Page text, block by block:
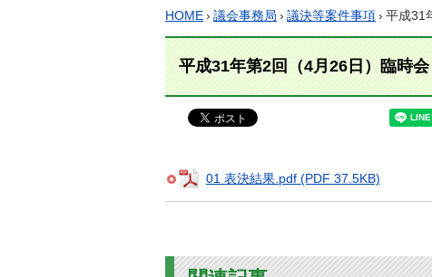
戸籍・住民票・
住民登録
マイナンバー
消防・防災
住まい・土地
年齢別子育て情
子育て支援
小学校・中学校
生涯学習
金
HOME› 議会事務局 › 議決等案件事項› 平成31
平成31年第2回（4月26日）臨時
01 表決結果.pdf (PDF 37.5KB)